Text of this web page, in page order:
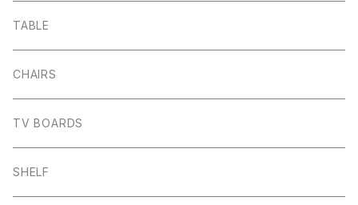
TABLE
CHAIRS
TV BOARDS
SHELF